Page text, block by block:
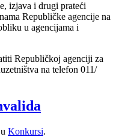
izjava i drugi prateći
Republičke agencije na
u agencijama i
Republičkoj agenciji za
na telefon 011/
Konkursi.